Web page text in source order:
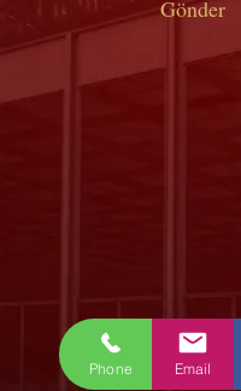
Gönder
Phone Email